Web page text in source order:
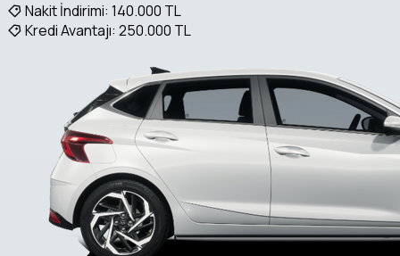
Nakit İndirimi: 140.000 TL
Kredi Avantajı: 250.000 TL